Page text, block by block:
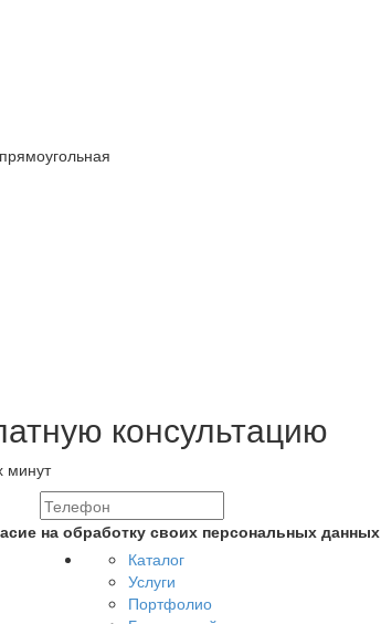
консультацию
минут
на обработку своих персональных данных
Каталог
Услуги
Портфолио